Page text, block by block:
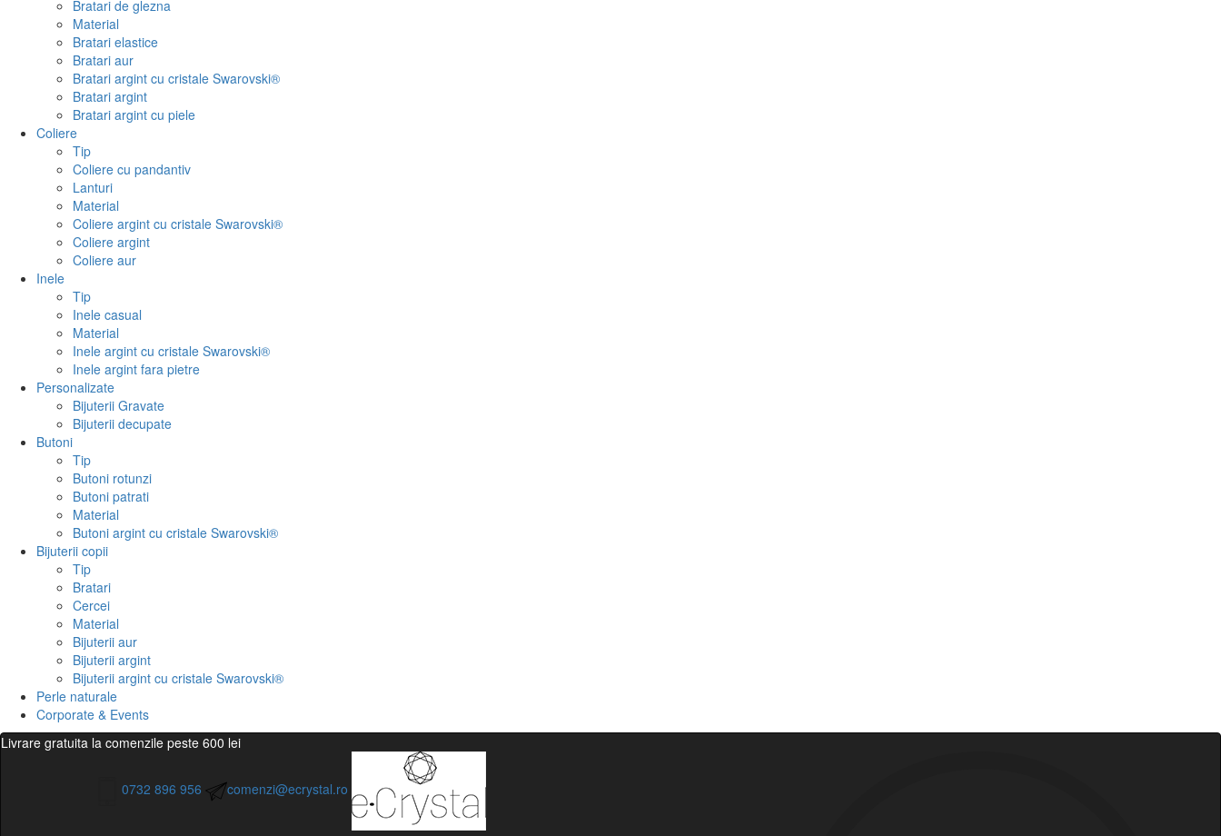
Bratari de glezna
Material
Bratari elastice
Bratari aur
Bratari argint cu cristale Swarovski®
Bratari argint
Bratari argint cu piele
Coliere
Tip
Coliere cu pandantiv
Lanturi
Material
Coliere argint cu cristale Swarovski®
Coliere argint
Coliere aur
Inele
Tip
Inele casual
Material
Inele argint cu cristale Swarovski®
Inele argint fara pietre
Personalizate
Bijuterii Gravate
Bijuterii decupate
Butoni
Tip
Butoni rotunzi
Butoni patrati
Material
Butoni argint cu cristale Swarovski®
Bijuterii copii
Tip
Bratari
Cercei
Material
Bijuterii aur
Bijuterii argint
Bijuterii argint cu cristale Swarovski®
Perle naturale
Corporate & Events
Livrare gratuita la comenzile peste 600 lei
0732 896 956 comenzi@ecrystal.ro